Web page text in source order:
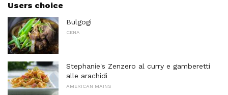
Users choice
Bulgogi
CENA
Stephanie's Zenzero al curry e gamberetti
alle arachidi
AMERICAN MAINS